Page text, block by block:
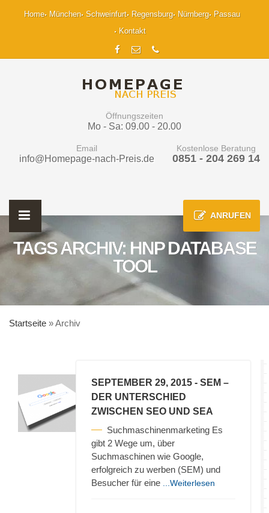
Home München Schweinfurt Regensburg Nürnberg
Passau
Kontakt
Öffnungszeiten
Mo - Sa: 09.00 - 20.00
Email
info@Homepage-nach-Preis.de
Kostenlose Beratung
0851 - 204 269 14
ANRUFEN
TAGS ARCHIV: HNP DATABASE
TOOL
Startseite »Archiv
SEPTEMBER 29, 2015 - SEM –
DER UNTERSCHIED
ZWISCHEN SEO UND SEA
Suchmaschinenmarketing Es
gibt 2 Wege um, über
Suchmaschinen wie Google,
erfolgreich zu werben (SEM) und
Besucher für eine
...Weiterlesen